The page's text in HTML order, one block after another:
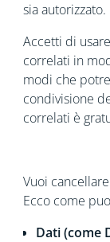
sia autorizzato.
Accetti di
correlati in
modi che
condivisione
correlati è
Vuoi
Ecco come
Dati (come